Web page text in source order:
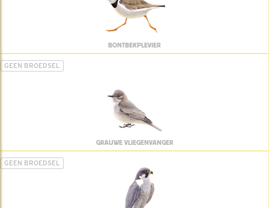
BONTBEKPLEVIER
GEEN BROEDSEL
GRAUWE VLIEGENVANGER
GEEN BROEDSEL